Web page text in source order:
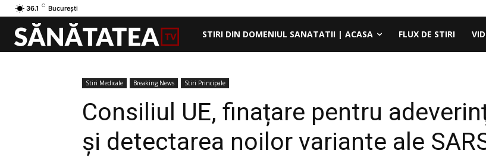
36.1 C București
STIRI DIN DOMENIUL SANATATII | ACASA FLUX DE STIRI
Stiri Medicale Breaking News Stiri Principale
Consiliul UE, finațare pentru
și detectarea noilor variante ale